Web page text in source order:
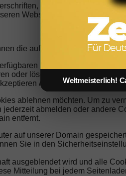
um mehr zu erfahren.
Websites und auf die
die auf unserer Webseite
Dienste und
oder löschen, indem Sie Ihre
/ abzulehnen, wenn Sie
ablehnen möchten. Um zu
jederzeit abmelden oder andere
entfernt.
auf unserer Domain
Sie in den
ausgeblendet wird und alle
Mitteilung bei jedem
Weltmeisterlich!